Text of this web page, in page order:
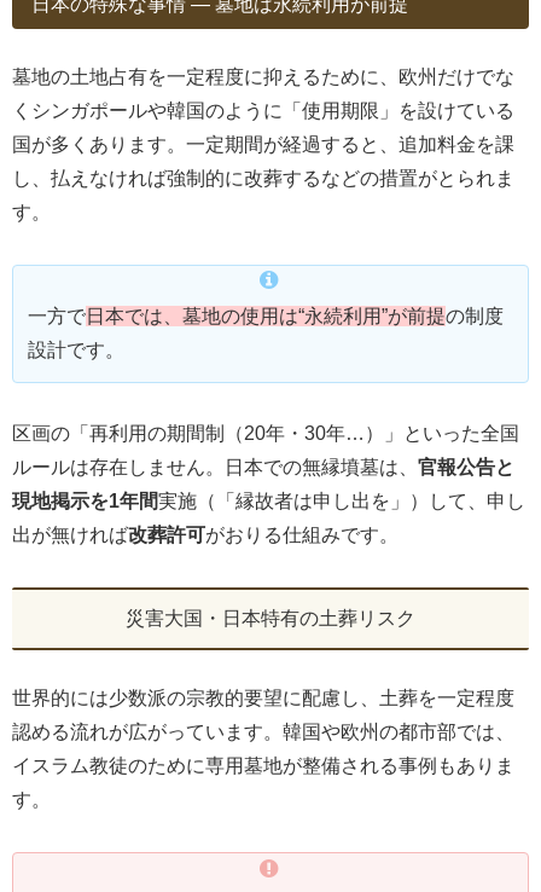
日本の特殊な事情 ― 墓地は永続利用が前提
墓地の土地占有を一定程度に抑えるために、欧州だけでな
くシンガポールや韓国のように「使用期限」を設けている
国が多くあります。一定期間が経過すると、追加料金を課
し、払えなければ強制的に改葬するなどの措置がとられま
す。
一方で日本では、墓地の使用は“永続利用”が前提の制度
設計です。
区画の「再利用の期間制（20年・30年…）」といった全国
ルールは存在しません。日本での無縁墳墓は、 官報公告と
現地掲示を1年間実施（「縁故者は申し出を」）して、申し
出が無ければ改葬許可がおりる仕組みです。
災害大国・日本特有の土葬リスク
世界的には少数派の宗教的要望に配慮し、土葬を一定程度
認める流れが広がっています。韓国や欧州の都市部では、
イスラム教徒のために専用墓地が整備される事例もありま
す。